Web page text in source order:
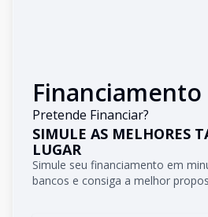
Financiamento
Pretende Financiar?
SIMULE AS MELHORES
LUGAR
Simule seu financiamento em
bancos e consiga a melhor